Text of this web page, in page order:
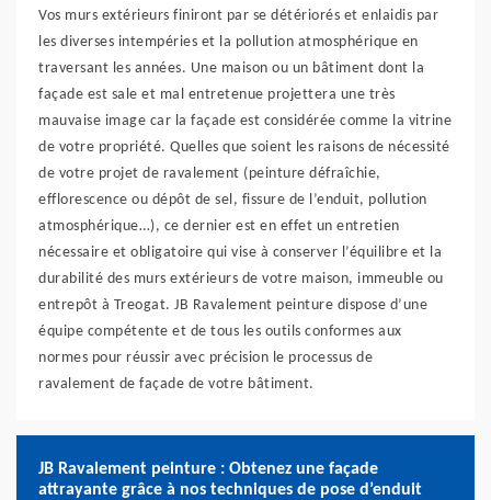
Vos murs extérieurs finiront par se détériorés et enlaidis par
les diverses intempéries et la pollution atmosphérique en
traversant les années. Une maison ou un bâtiment dont la
façade est sale et mal entretenue projettera une très
mauvaise image car la façade est considérée comme la vitrine
de votre propriété. Quelles que soient les raisons de nécessité
de votre projet de ravalement (peinture défraîchie,
efflorescence ou dépôt de sel, fissure de l’enduit, pollution
atmosphérique…), ce dernier est en effet un entretien
nécessaire et obligatoire qui vise à conserver l’équilibre et la
durabilité des murs extérieurs de votre maison, immeuble ou
entrepôt à Treogat. JB Ravalement peinture dispose d’une
équipe compétente et de tous les outils conformes aux
normes pour réussir avec précision le processus de
ravalement de façade de votre bâtiment.
JB Ravalement peinture : Obtenez une façade
attrayante grâce à nos techniques de pose d’enduit